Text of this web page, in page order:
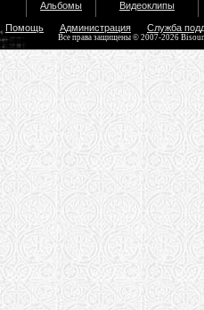
Альбомы Видеоклипы
Помощь Администрация Служба
Все права защищены © 2007-2026